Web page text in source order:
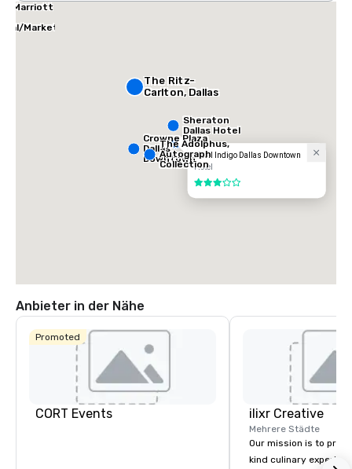
Hotel Indigo Dallas Downtown
Hotel
3 von 5
The Ritz-
Carlton, Dallas
Sheraton
Dallas Hotel
Crowne Plaza
Dallas
Downtown
The Adolphus,
Autograph
Collection
Marriott
Market
Anbieter in der Nähe
Promoted
CORT Events ilixr Creative
Mehrere Städte
Our mission is to
kind culinary